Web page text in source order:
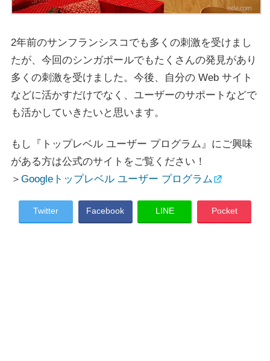
2年前のサンフランシスコでも多くの刺激を受けまし
たが、今回のシンガポールでもたくさんの発見があり
多くの刺激を受けました。今後、自分の Web サイト
などに活かすだけでなく、ユーザーのサポートなどで
も活かしていきたいと思います。
もし『トップレベル ユーザー プログラム』にご興味
がある方は公式のサイトをご覧ください！
＞ Googleトップレベル ユーザー プログラム
Twitter Facebook LINE Pocket